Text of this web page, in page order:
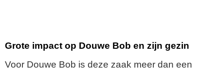
Grote impact op Douwe Bob en zijn gezin
Voor Douwe Bob is deze zaak meer dan een